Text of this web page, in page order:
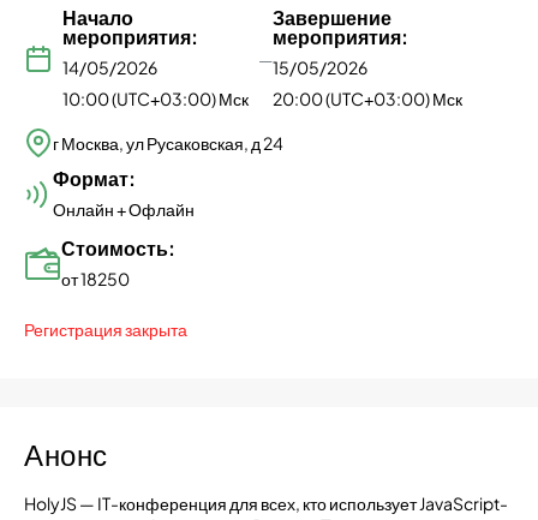
Регистрация закрыта
Начало
мероприятия:
14/05/2026
10:00 (UTC+03:00) Мск
—
Завершение
мероприятия:
15/05/2026
20:00 (UTC+03:00) Мск
г Москва, ул Русаковская, д 24
Формат:
Онлайн + Офлайн
Стоимость:
от 18250
Анонс
HolyJS — IT-конференция для всех, кто использует JavaScript-